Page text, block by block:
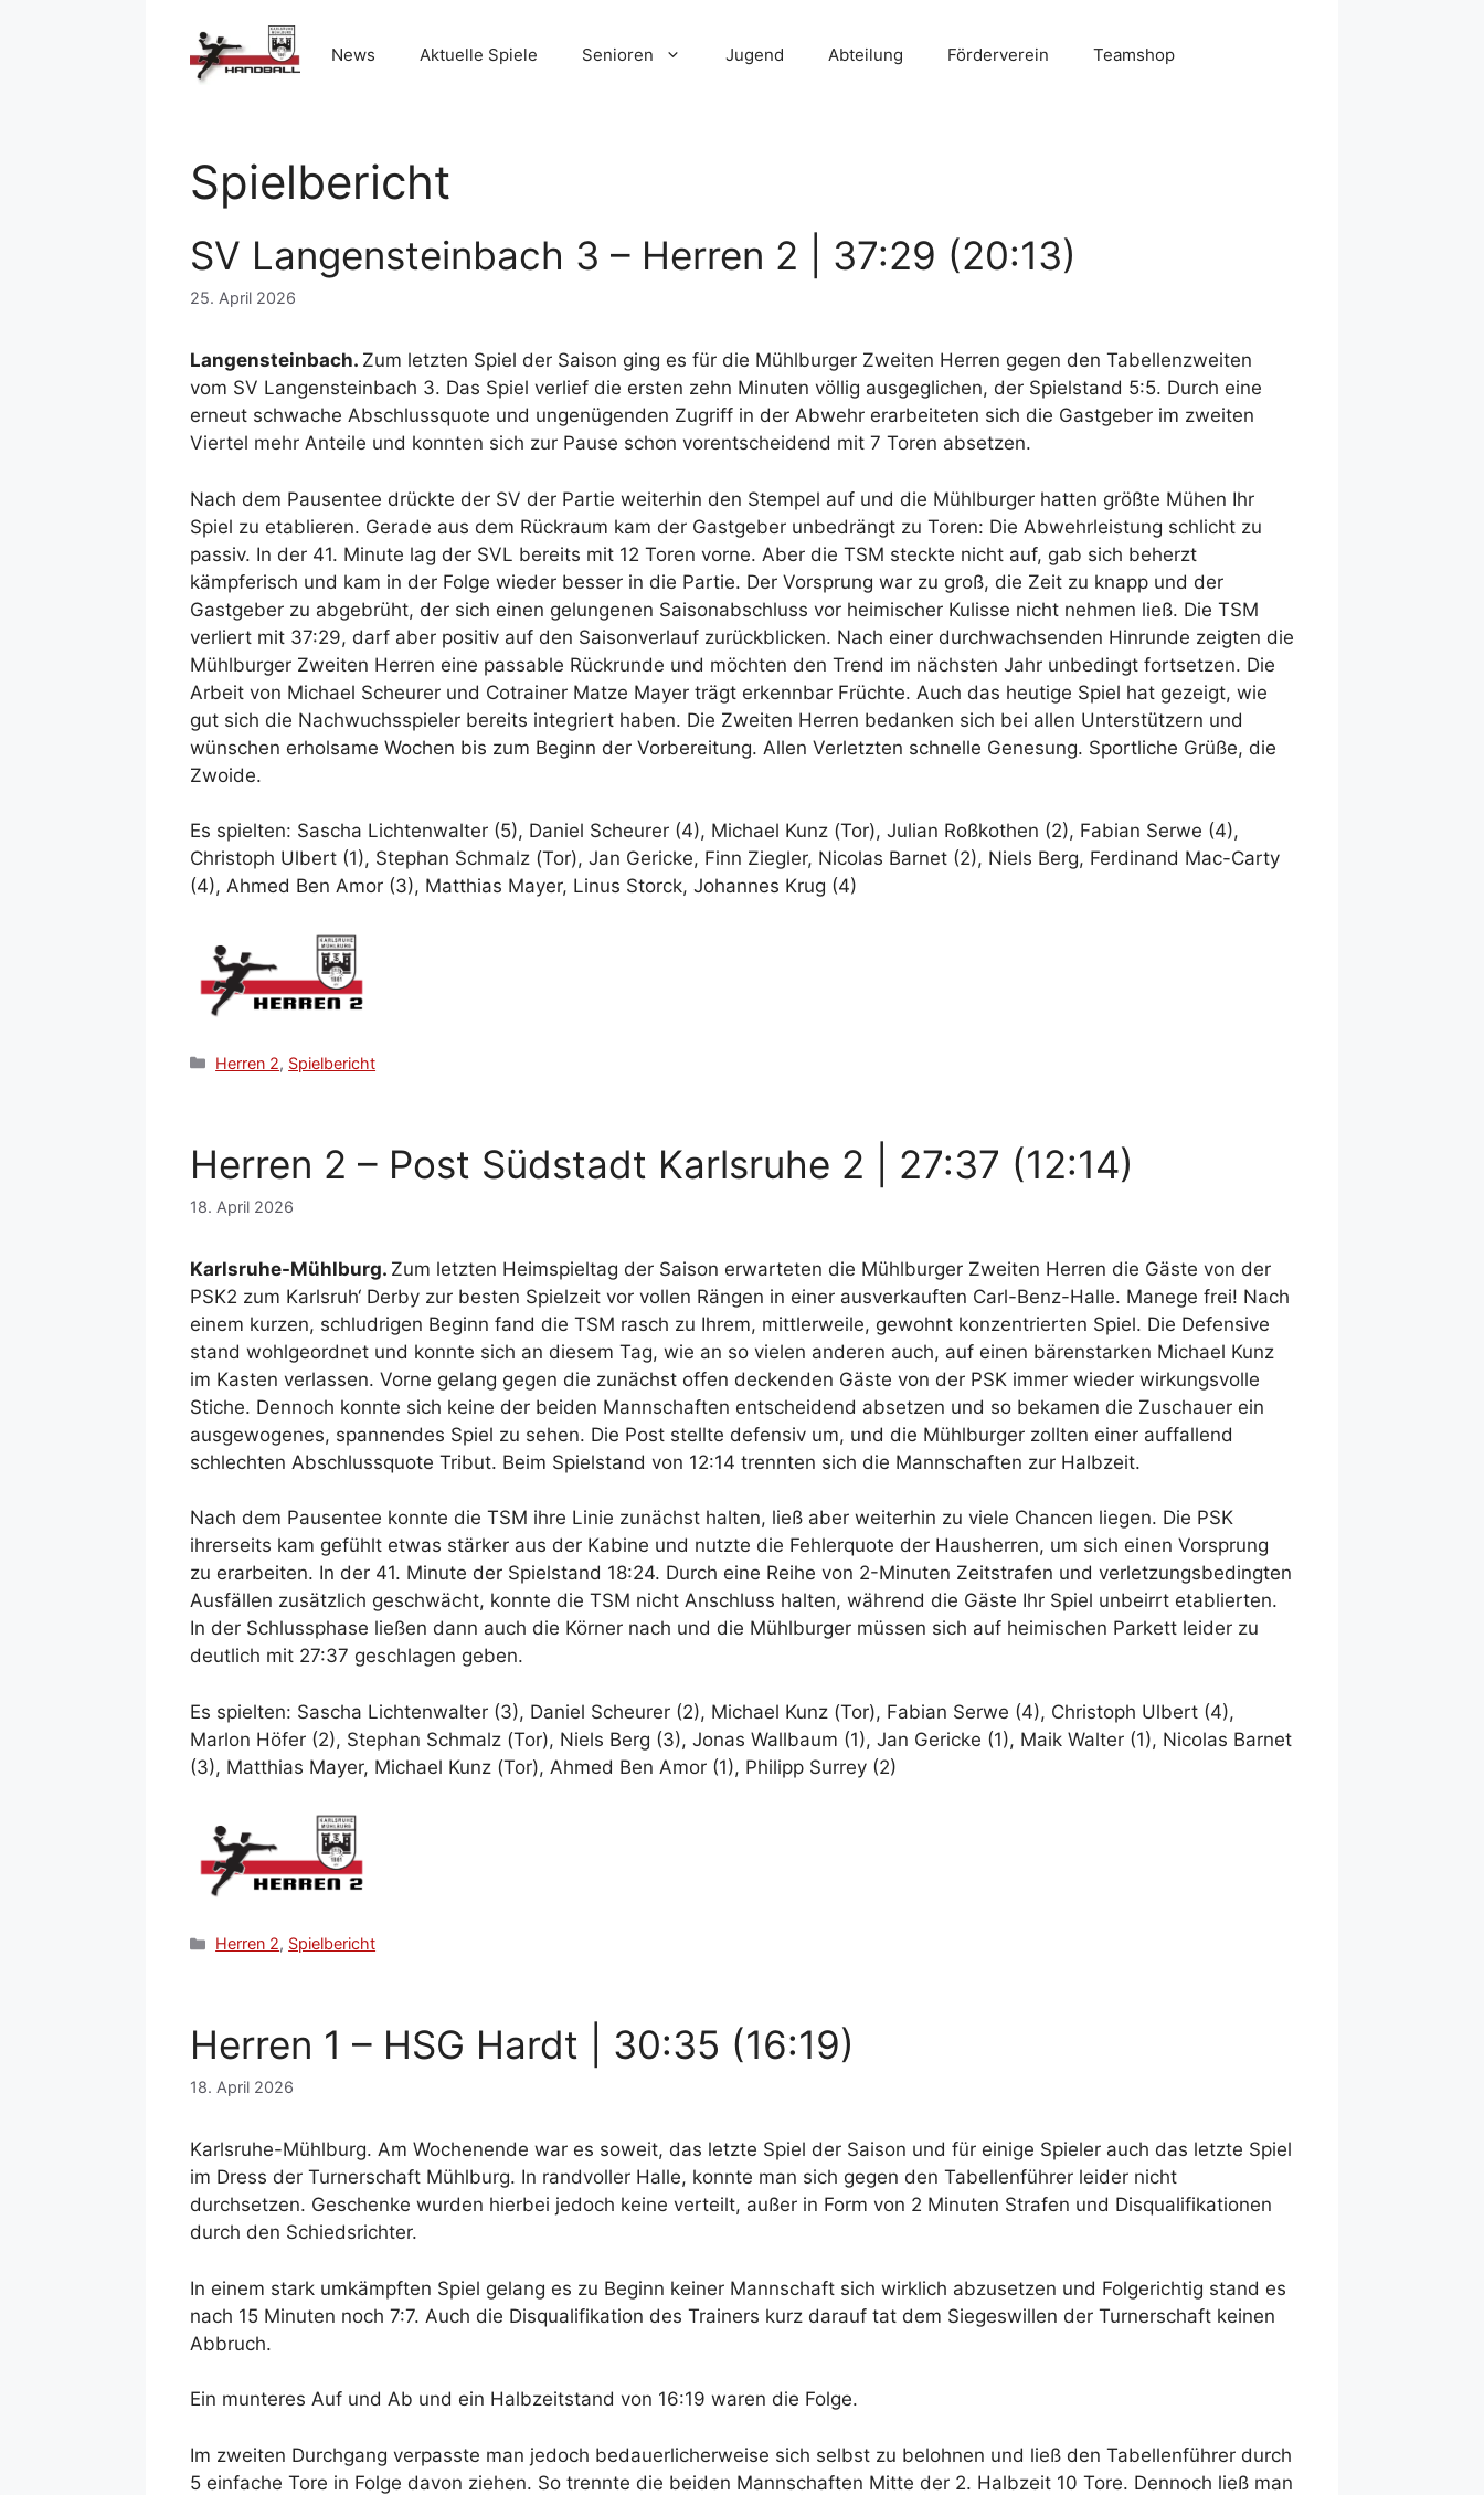
News Aktuelle Spiele Senioren Jugend Abteilung Förderverein Teamshop
Spielbericht
SV Langensteinbach 3 – Herren 2 | 37:29 (20:13)
25. April 2026
Langensteinbach. Zum letzten Spiel der Saison ging es für die Mühlburger Zweiten Herren gegen den Tabellenzweiten
vom SV Langensteinbach 3. Das Spiel verlief die ersten zehn Minuten völlig ausgeglichen, der Spielstand 5:5. Durch eine
erneut schwache Abschlussquote und ungenügenden Zugriff in der Abwehr erarbeiteten sich die Gastgeber im zweiten
Viertel mehr Anteile und konnten sich zur Pause schon vorentscheidend mit 7 Toren absetzen.
Nach dem Pausentee drückte der SV der Partie weiterhin den Stempel auf und die Mühlburger hatten größte Mühen Ihr
Spiel zu etablieren. Gerade aus dem Rückraum kam der Gastgeber unbedrängt zu Toren: Die Abwehrleistung schlicht zu
passiv. In der 41. Minute lag der SVL bereits mit 12 Toren vorne. Aber die TSM steckte nicht auf, gab sich beherzt
kämpferisch und kam in der Folge wieder besser in die Partie. Der Vorsprung war zu groß, die Zeit zu knapp und der
Gastgeber zu abgebrüht, der sich einen gelungenen Saisonabschluss vor heimischer Kulisse nicht nehmen ließ. Die TSM
verliert mit 37:29, darf aber positiv auf den Saisonverlauf zurückblicken. Nach einer durchwachsenden Hinrunde zeigten die
Mühlburger Zweiten Herren eine passable Rückrunde und möchten den Trend im nächsten Jahr unbedingt fortsetzen. Die
Arbeit von Michael Scheurer und Cotrainer Matze Mayer trägt erkennbar Früchte. Auch das heutige Spiel hat gezeigt, wie
gut sich die Nachwuchsspieler bereits integriert haben. Die Zweiten Herren bedanken sich bei allen Unterstützern und
wünschen erholsame Wochen bis zum Beginn der Vorbereitung. Allen Verletzten schnelle Genesung. Sportliche Grüße, die
Zwoide.
Es spielten: Sascha Lichtenwalter (5), Daniel Scheurer (4), Michael Kunz (Tor), Julian Roßkothen (2), Fabian Serwe (4),
Christoph Ulbert (1), Stephan Schmalz (Tor), Jan Gericke, Finn Ziegler, Nicolas Barnet (2), Niels Berg, Ferdinand Mac-Carty
(4), Ahmed Ben Amor (3), Matthias Mayer, Linus Storck, Johannes Krug (4)
Kategorien
Herren 2, Spielbericht
Herren 2 – Post Südstadt Karlsruhe 2 | 27:37 (12:14)
18. April 2026
Karlsruhe-Mühlburg. Zum letzten Heimspieltag der Saison erwarteten die Mühlburger Zweiten Herren die Gäste von der
PSK2 zum Karlsruh‘ Derby zur besten Spielzeit vor vollen Rängen in einer ausverkauften Carl-Benz-Halle. Manege frei! Nach
einem kurzen, schludrigen Beginn fand die TSM rasch zu Ihrem, mittlerweile, gewohnt konzentrierten Spiel. Die Defensive
stand wohlgeordnet und konnte sich an diesem Tag, wie an so vielen anderen auch, auf einen bärenstarken Michael Kunz
im Kasten verlassen. Vorne gelang gegen die zunächst offen deckenden Gäste von der PSK immer wieder wirkungsvolle
Stiche. Dennoch konnte sich keine der beiden Mannschaften entscheidend absetzen und so bekamen die Zuschauer ein
ausgewogenes, spannendes Spiel zu sehen. Die Post stellte defensiv um, und die Mühlburger zollten einer auffallend
schlechten Abschlussquote Tribut. Beim Spielstand von 12:14 trennten sich die Mannschaften zur Halbzeit.
Nach dem Pausentee konnte die TSM ihre Linie zunächst halten, ließ aber weiterhin zu viele Chancen liegen. Die PSK
ihrerseits kam gefühlt etwas stärker aus der Kabine und nutzte die Fehlerquote der Hausherren, um sich einen Vorsprung
zu erarbeiten. In der 41. Minute der Spielstand 18:24. Durch eine Reihe von 2-Minuten Zeitstrafen und verletzungsbedingten
Ausfällen zusätzlich geschwächt, konnte die TSM nicht Anschluss halten, während die Gäste Ihr Spiel unbeirrt etablierten.
In der Schlussphase ließen dann auch die Körner nach und die Mühlburger müssen sich auf heimischen Parkett leider zu
deutlich mit 27:37 geschlagen geben.
Es spielten: Sascha Lichtenwalter (3), Daniel Scheurer (2), Michael Kunz (Tor), Fabian Serwe (4), Christoph Ulbert (4),
Marlon Höfer (2), Stephan Schmalz (Tor), Niels Berg (3), Jonas Wallbaum (1), Jan Gericke (1), Maik Walter (1), Nicolas Barnet
(3), Matthias Mayer, Michael Kunz (Tor), Ahmed Ben Amor (1), Philipp Surrey (2)
Kategorien
Herren 2, Spielbericht
Herren 1 – HSG Hardt | 30:35 (16:19)
18. April 2026
Karlsruhe-Mühlburg. Am Wochenende war es soweit, das letzte Spiel der Saison und für einige Spieler auch das letzte Spiel
im Dress der Turnerschaft Mühlburg. In randvoller Halle, konnte man sich gegen den Tabellenführer leider nicht
durchsetzen. Geschenke wurden hierbei jedoch keine verteilt, außer in Form von 2 Minuten Strafen und Disqualifikationen
durch den Schiedsrichter.
In einem stark umkämpften Spiel gelang es zu Beginn keiner Mannschaft sich wirklich abzusetzen und Folgerichtig stand es
nach 15 Minuten noch 7:7. Auch die Disqualifikation des Trainers kurz darauf tat dem Siegeswillen der Turnerschaft keinen
Abbruch.
Ein munteres Auf und Ab und ein Halbzeitstand von 16:19 waren die Folge.
Im zweiten Durchgang verpasste man jedoch bedauerlicherweise sich selbst zu belohnen und ließ den Tabellenführer durch
5 einfache Tore in Folge davon ziehen. So trennte die beiden Mannschaften Mitte der 2. Halbzeit 10 Tore. Dennoch ließ man